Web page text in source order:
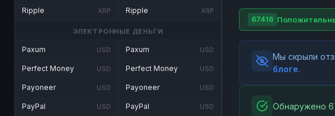
Ripple XRP Ripple XRP
ЭЛЕКТРОННЫЕ ДЕНЬГИ
Paxum USD
Perfect Money USD
Payoneer USD
PayPal USD
Paxum USD
Perfect Money USD
Payoneer USD
PayPal USD
67416
Мы скрыли
блоге.
Обнаружено